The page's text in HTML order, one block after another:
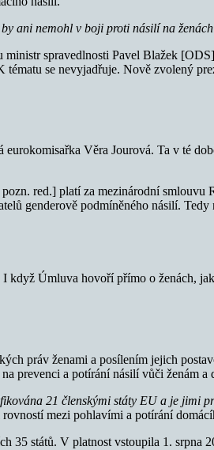
ani nemohl v boji proti násilí na
spravedlnosti Pavel Blažek
se nevyjadřuje. Nově zvolený
Věra Jourová. Ta v té
red.] platí za mezinárodní smlouvu
genderově podmíněného násilí.
když Úmluva hovoří přímo o ženách,
práv ženami a posílením jejich
prevenci a potírání násilí vůči ženám a
21 členskými státy EU a je jimi
mezi pohlavími a potírání
států. V platnost vstoupila 1. srpna